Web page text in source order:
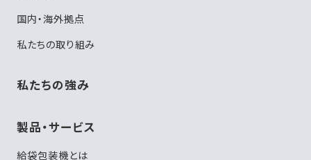
国内・海外拠点
私たちの取り組み
私たちの強み
製品・サービス
給袋包装機とは